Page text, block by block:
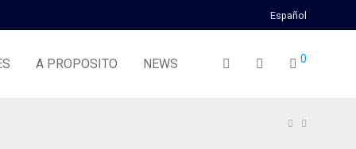
Español
A PROPOSITO NEWS 0